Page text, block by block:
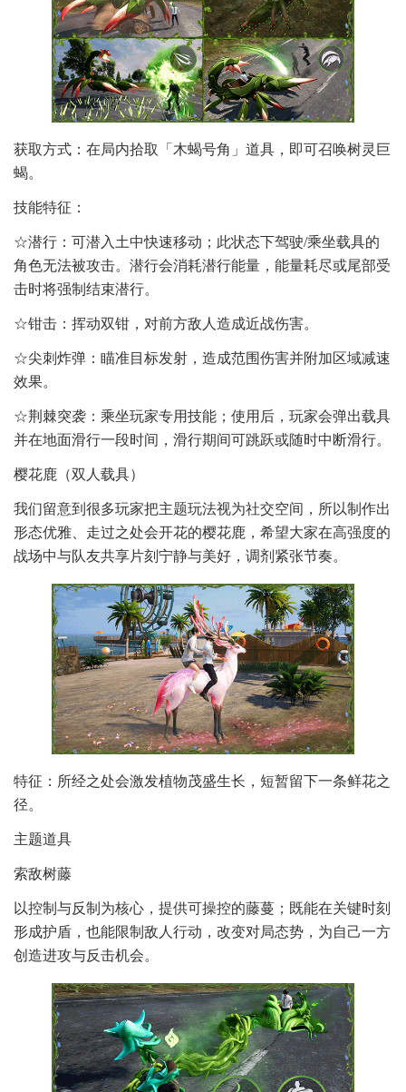
获取方式：在局内拾取「木蝎号角」道具，即可召唤树灵巨
蝎。
技能特征：
☆潜行：可潜入土中快速移动；此状态下驾驶/乘坐载具的
角色无法被攻击。潜行会消耗潜行能量，能量耗尽或尾部受
击时将强制结束潜行。
☆钳击：挥动双钳，对前方敌人造成近战伤害。
☆尖刺炸弹：瞄准目标发射，造成范围伤害并附加区域减速
效果。
☆荆棘突袭：乘坐玩家专用技能；使用后，玩家会弹出载具
并在地面滑行一段时间，滑行期间可跳跃或随时中断滑行。
樱花鹿（双人载具）
我们留意到很多玩家把主题玩法视为社交空间，所以制作出
形态优雅、走过之处会开花的樱花鹿，希望大家在高强度的
战场中与队友共享片刻宁静与美好，调剂紧张节奏。
特征：所经之处会激发植物茂盛生长，短暂留下一条鲜花之
径。
主题道具
索敌树藤
以控制与反制为核心，提供可操控的藤蔓；既能在关键时刻
形成护盾，也能限制敌人行动，改变对局态势，为自己一方
创造进攻与反击机会。